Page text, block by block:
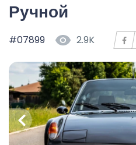
Ручной
#07899 2.9K